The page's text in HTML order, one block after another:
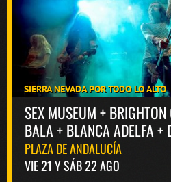
SIERRA NEVADA POR TODO LO ALTO
SEX MUSEUM +
BALA + BLANCA ADELFA +
PLAZA DE ANDALUCÍA
VIE 21 Y SÁB 22 AGO